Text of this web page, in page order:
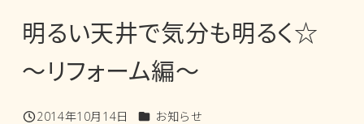
明るい天井で気分も明るく☆
～リフォーム編～
2014年10月14日 カテゴリー
お知らせ